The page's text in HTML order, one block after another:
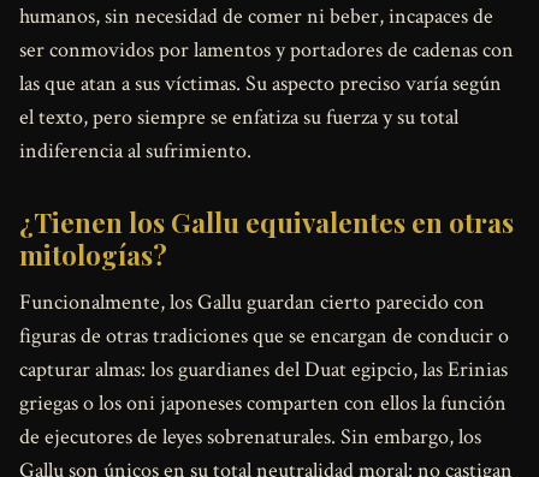
humanos, sin necesidad de comer ni beber, incapaces de
ser conmovidos por lamentos y portadores de cadenas con
las que atan a sus víctimas. Su aspecto preciso varía según
el texto, pero siempre se enfatiza su fuerza y su total
indiferencia al sufrimiento.
¿Tienen los Gallu equivalentes en otras
mitologías?
Funcionalmente, los Gallu guardan cierto parecido con
figuras de otras tradiciones que se encargan de conducir o
capturar almas: los guardianes del Duat egipcio, las Erinias
griegas o los oni japoneses comparten con ellos la función
de ejecutores de leyes sobrenaturales. Sin embargo, los
Gallu son únicos en su total neutralidad moral: no castigan